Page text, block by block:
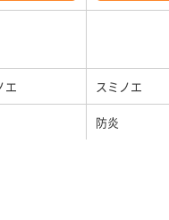
エ スミノエ
防炎